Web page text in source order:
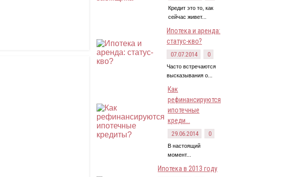
Кредит это то, как
сейчас живет...
Ипотека и аренда:
статус-кво?
07.07.2014 0
Часто встречаются
высказывания о...
Как
рефинансируются
ипотечные
креди...
29.06.2014 0
В настоящий
момент...
Ипотека в 2013 году